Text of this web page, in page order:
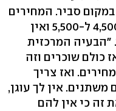
סביר. המחירים
לדירה של 4-3 חדרים נעים בין 4,500 ל-5,500 ואין
"הבעיה המרכזית
כולם שוכרים וזה
ואז צריך
משתנים. אין לך עוגן,
זה כי אין להם